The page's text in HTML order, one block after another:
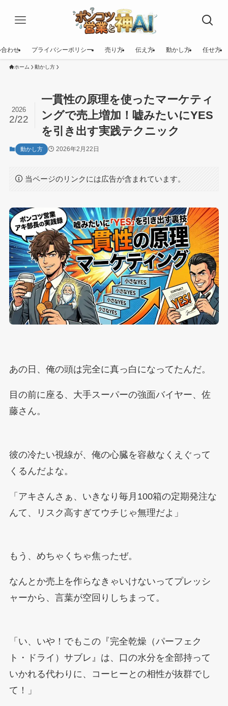
わせ プライバシーポリシー 売り方 伝え方 動かし方 任せ方
ホーム 動かし方
一貫性の原理を使ったマーケティ
ングで売上増加！嘘みたいにYES
を引き出す実践テクニック
2026
2/22
動かし方 2026年2月22日
当ページのリンクには広告が含まれています。
あの日、俺の頭は完全に真っ白になってたんだ。
目の前に座る、大手スーパーの強面バイヤー、佐
藤さん。
彼の冷たい視線が、俺の心臓を容赦なくえぐって
くるんだよな。
「アキさんさぁ、いきなり毎月100箱の定期発注な
んて、リスク高すぎてウチじゃ無理だよ」
もう、めちゃくちゃ焦ったぜ。
なんとか売上を作らなきゃいけないってプレッシ
ャーから、言葉が空回りしちまって。
「い、いや！でもこの『完全乾燥（パーフェク
ト・ドライ）サブレ』は、口の水分を全部持って
いかれる代わりに、コーヒーとの相性が抜群でし
て！」